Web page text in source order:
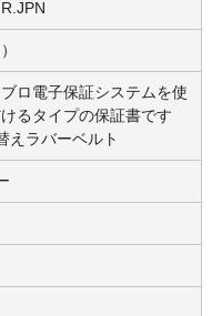
ロ電子保証システムを使
るタイプの保証書です
えラバーベルト